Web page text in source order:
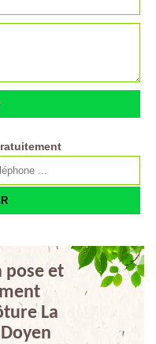
pose et
La